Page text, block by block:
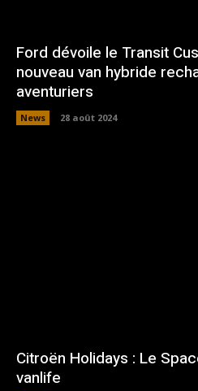
Ford dévoile le Transit
nouveau van hybride
aventuriers
News 28 août 2024
Citroën Holidays : Le
vanlife